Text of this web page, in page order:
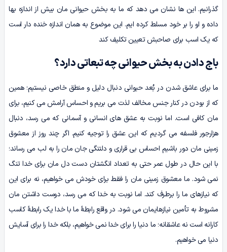
گذرانیم. این ها نشان می دهد که ما به بخش حیوانی مان بیش از اندازه بها
داده و او را بر خود مسلط کرده ایم. این موضوع به همان اندازه خنده دار است
که یک اسب برای صاحبش تعیین تکلیف کند
باج دادن به بخش حیوانی چه تبعاتی دارد؟
ما برای عاشق شدن در بُعد حیوانی دنبال دلیل و منطق خاصی نیستیم؛ همین
که از بودن در کنار جنس مخالف لذت می بریم و احساس آرامش می کنیم، برای
مان کافی است. اما نوبت به عشق های انسانی و آسمانی که می رسد، دنبال
هزارجور فلسفه می گردیم که این عشق را توجیه کنیم. اگر چند روز از معشوق
زمینی مان دور باشیم احساس بی قراری و دلتنگی جان مان را به لب می رساند؛
با این حال در طول عمر حتی به تعداد انگشتان دست دل مان برای خدا تنگ
نمی شود. ما معشوق زمینی مان را فقط برای خودش می خواهیم، نه برای این
که نیازهای ما را برطرف کند. اما نوبت به خدا که می رسد، دوست داشتن مان
مشروط به تأمین نیازهایمان می شود. در واقع رابطۀ ما با خدا یک رابطۀ کاسب
کارانه است نه عاشقانه؛ ما دنیا را برای خدا نمی­ خواهیم، بلکه خدا را برای آسایش
دنیا می­ خواهیم.